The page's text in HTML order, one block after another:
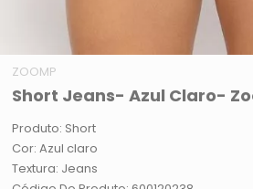
ZOOMP
Short Jeans- Azul Claro-
Produto: Short
Cor: Azul claro
Textura: Jeans